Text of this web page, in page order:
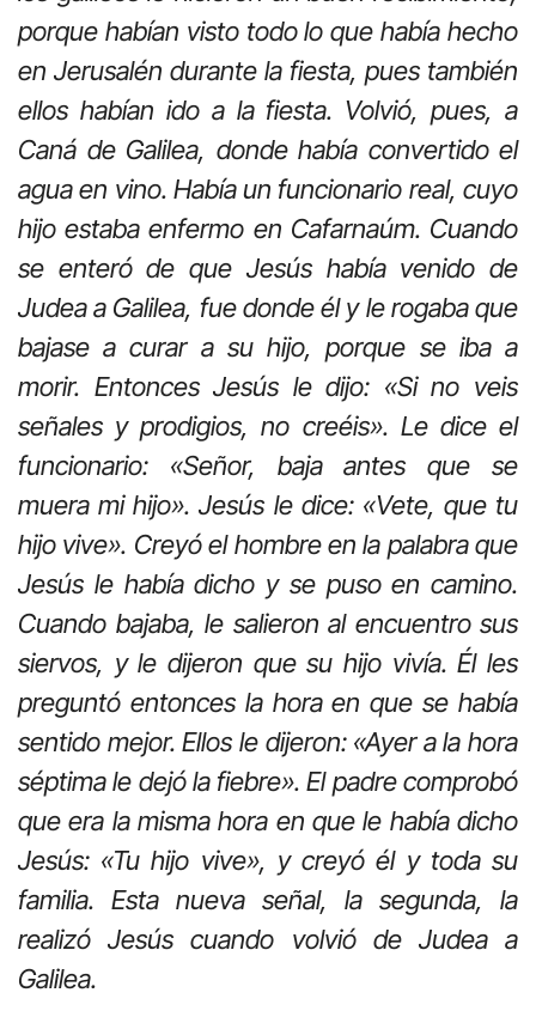
porque habían visto todo lo que había hecho
en Jerusalén durante la fiesta, pues también
ellos habían ido a la fiesta. Volvió, pues, a
Caná de Galilea, donde había convertido el
agua en vino. Había un funcionario real, cuyo
hijo estaba enfermo en Cafarnaúm. Cuando
se enteró de que Jesús había venido de
Judea a Galilea, fue donde él y le rogaba que
bajase a curar a su hijo, porque se iba a
morir. Entonces Jesús le dijo: «Si no veis
señales y prodigios, no creéis». Le dice el
funcionario: «Señor, baja antes que se
muera mi hijo». Jesús le dice: «Vete, que tu
hijo vive». Creyó el hombre en la palabra que
Jesús le había dicho y se puso en camino.
Cuando bajaba, le salieron al encuentro sus
siervos, y le dijeron que su hijo vivía. Él les
preguntó entonces la hora en que se había
sentido mejor. Ellos le dijeron: «Ayer a la hora
séptima le dejó la fiebre». El padre comprobó
que era la misma hora en que le había dicho
Jesús: «Tu hijo vive», y creyó él y toda su
familia. Esta nueva señal, la segunda, la
realizó Jesús cuando volvió de Judea a
Galilea.